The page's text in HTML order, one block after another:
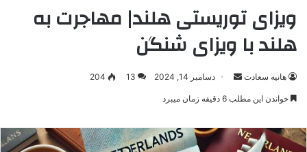
ویزای توریستی هلند| مهاجرت به
هلند با ویزای شنگن
هانیه سعادت
ارسالدسامبر 14, 2024 13
204
خواندن این مطلب 6 دقیقه زمان میبرد